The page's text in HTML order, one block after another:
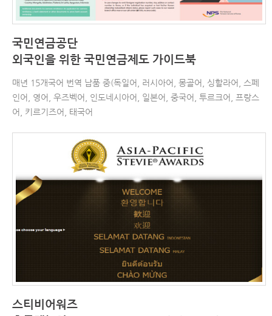
국민연금공단
외국인을 위한 국민연금제도 가이드북
매년 15개국어 번역 납품 중(독일어, 러시아어, 몽골어, 싱할라어, 스페
인어, 영어, 우즈벡어, 인도네시아어, 일본어, 중국어, 투르크어, 프랑스
어, 키르기즈어, 태국어
스티비어워즈